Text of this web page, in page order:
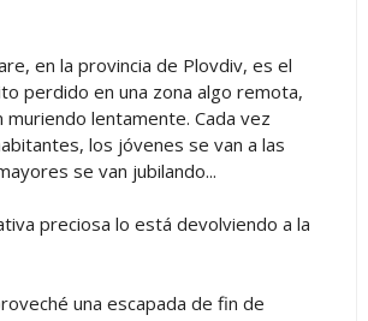
en la provincia de Plovdiv, es el
perdido en una zona algo remota,
muriendo lentamente. Cada vez
los jóvenes se van a las
se van jubilando...
preciosa lo está devolviendo a la
una escapada de fin de